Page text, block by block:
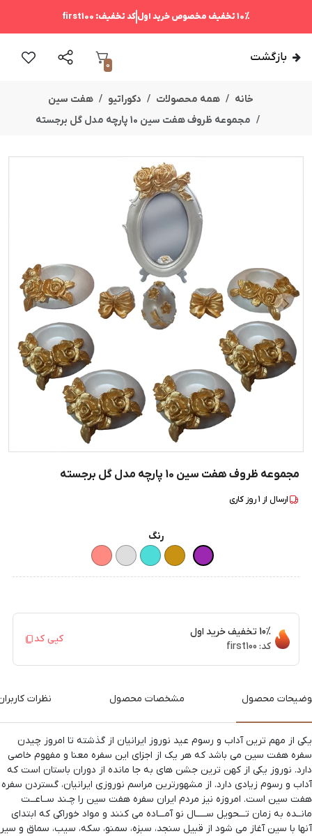
10%تخفیف مخصوص خرید اولکد تخفیف: first100
بازگشت
0
خانه همه محصولات دکوراتیو
هفت سین
مجموعه ظروف هفت سین 10 پارچه مدل گل برجسته
مجموعه ظروف هفت سین 10 پارچه مدل گل برجسته
ارسال از 1روز کاری
رنگ
10% تخفیف خرید اول
کد: first100
کپی کد
محصول مشخصات محصول نظرات
یکی از مهم ترین آداب و رسوم عید نوروز ایرانیان از گذشته تا امروز چیدن
سفره هفت سین می باشد که هر یک از اجزای این سفره معنا و مفهوم خاصی
دارد. نوروز یکی از کهن ترین جشن های به جا مانده از دوران باستان است که
آداب و رسوم زیادی دارد. از مشهورترین مراسم نوروزی ایرانیان، گستردن سفره
هفت سین است. امروزه نیز مردم ایران سفره هفت سین را چـند ســاعــت
مانــده به زمان تـــحویل ســـــال نو آمـــاده می کنند و مواد خوراکی که ابتدای
آنها با سین آغاز می شود از قبیل سنجد، سبزه، سمنو، سکه، سیب، سماق و سیر